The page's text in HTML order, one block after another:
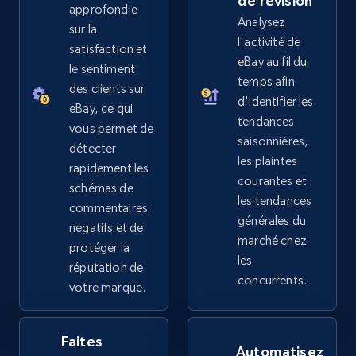
eBay - Collect records by category
URL, Product id, Title, Seller name, Seller rating,
Seller reviews, Breadcrumbs, Root category, and
more.
2.5K+ 359+ Commencer
Google Shopping
URL, Product id, Title, Product description,
Rating, Reviews count, Images, Variations, and
more.
2.4K+ Commencer
approfondie
sur la
satisfaction et
le sentiment
des clients sur
eBay, ce qui
vous permet de
détecter
rapidement les
schémas de
commentaires
négatifs et de
protéger la
réputation de
votre marque.
Analysez
l'activité de
eBay au fil du
temps afin
d'identifier les
tendances
saisonnières,
les plaintes
courantes et
les tendances
générales du
marché chez
les
concurrents.
Faites
Automatisez